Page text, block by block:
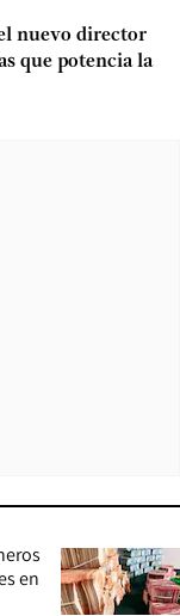
nuevo director
que potencia la
en